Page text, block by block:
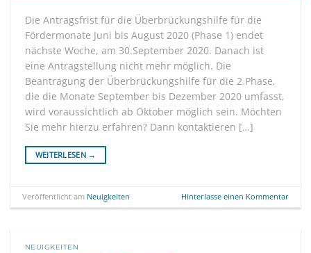
Die Antragsfrist für die Überbrückungshilfe für die
Fördermonate Juni bis August 2020 (Phase 1) endet
nächste Woche, am 30.September 2020. Danach ist
eine Antragstellung nicht mehr möglich. Die
Beantragung der Überbrückungshilfe für die 2.Phase,
die die Monate September bis Dezember 2020 umfasst,
wird voraussichtlich ab Oktober möglich sein. Möchten
Sie mehr hierzu erfahren? Dann kontaktieren […]
WEITERLESEN →
Veröffentlicht am Neuigkeiten Hinterlasse einen Kommentar
NEUIGKEITEN